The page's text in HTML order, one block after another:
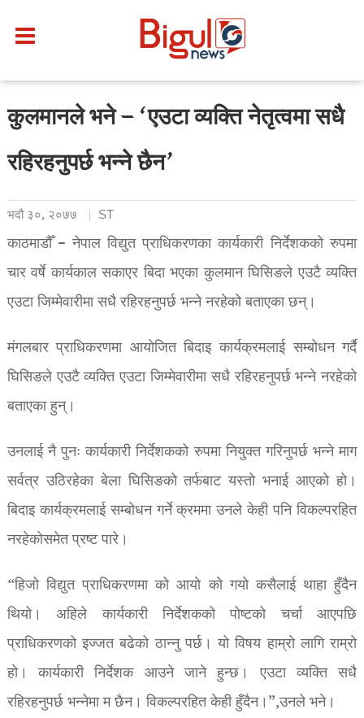
कुलमानले भने – ‘एउटा व्यक्ति नेतृत्वमा सधै
रहिरहनुपर्छ भन्ने छैन’
भदौ ३०, २०७७ ST
काठमाडौँ – नेपाल विद्युत प्राधिकरणका कार्यकारी निर्देशकको रुपमा
चार वर्षे कार्यकाल सकाएर बिदा भएका कुलमान घिसिङले एउटै व्यक्ति
एउटा जिम्मेवारीमा सधै रहिरहनुपर्छ भन्ने नरहेको बताएका छन्।
मंगलबार प्राधिकरणमा आयोजित बिदाइ कार्यक्रमलाई सम्बोधन गर्दै
घिसिङले एउटै व्यक्ति एउटा जिम्मेवारीमा सधै रहिरहनुपर्छ भन्ने नरहेको
बताएका हुन्।
उनलाई नै पुनः कार्यकारी निर्देशकको रुपमा नियुक्त गरिनुपर्छ भन्ने माग
सर्वत्र उठिरहेका बेला घिसिङको तर्फबाट यस्तो भनाई आएको हो।
बिदाइ कार्यक्रमलाई सम्बोधन गर्ने क्रममा उनले केही पनि विकल्परहित
नरहेकोसमेत प्रष्ट पारे।
“हिजो विद्युत प्राधिकरणमा को आयो को गयो कसैलाई थाहा हुँदैन
थियो। अहिले कार्यकारी निर्देशकको पोष्टको चर्चा आएपछि
प्राधिकरणको इज्जत बढेको ठान्नु पर्छ। यो विषय हाम्रो लागि राम्रो
हो। कार्यकारी निर्देशक आउने जाने हुन्छ। एउटा व्यक्ति सधै
रहिरहनुपर्छ भन्नेमा म छैन। विकल्परहित केही हुँदैन।”,उनले भने।